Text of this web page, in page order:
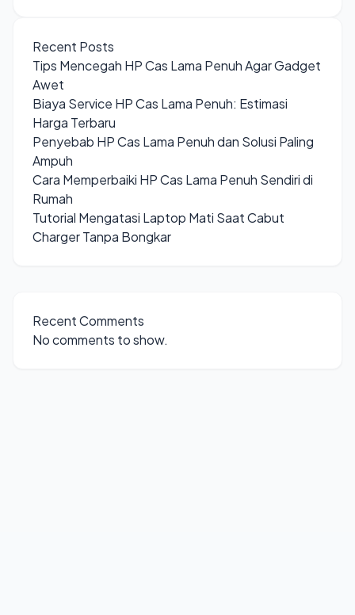
Recent Posts
Tips Mencegah HP Cas Lama Penuh Agar Gadget
Awet
Biaya Service HP Cas Lama Penuh: Estimasi
Harga Terbaru
Penyebab HP Cas Lama Penuh dan Solusi Paling
Ampuh
Cara Memperbaiki HP Cas Lama Penuh Sendiri di
Rumah
Tutorial Mengatasi Laptop Mati Saat Cabut
Charger Tanpa Bongkar
Recent Comments
No comments to show.